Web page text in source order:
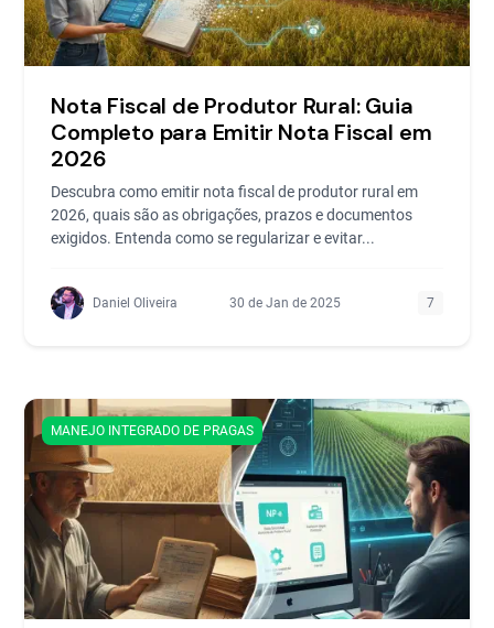
Nota Fiscal de Produtor Rural: Guia
Completo para Emitir Nota Fiscal em
2026
Descubra como emitir nota fiscal de produtor rural em
2026, quais são as obrigações, prazos e documentos
exigidos. Entenda como se regularizar e evitar...
Daniel Oliveira 30 de Jan de 2025 7
MANEJO INTEGRADO DE PRAGAS